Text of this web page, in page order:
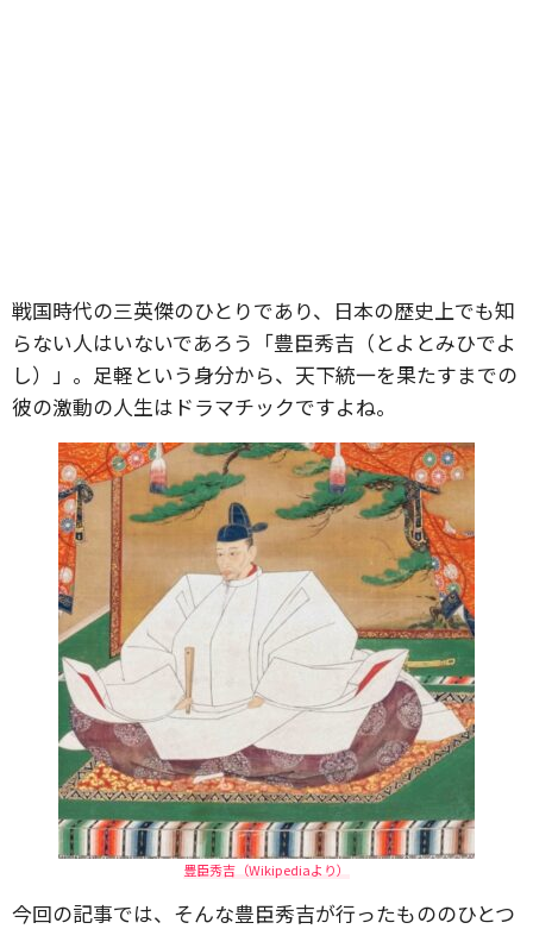
戦国時代の三英傑のひとりであり、日本の歴史上でも知
らない人はいないであろう「豊臣秀吉（とよとみひでよ
し）」。足軽という身分から、天下統一を果たすまでの
彼の激動の人生はドラマチックですよね。
豊臣秀吉（Wikipediaより）
今回の記事では、そんな豊臣秀吉が行ったもののひとつ